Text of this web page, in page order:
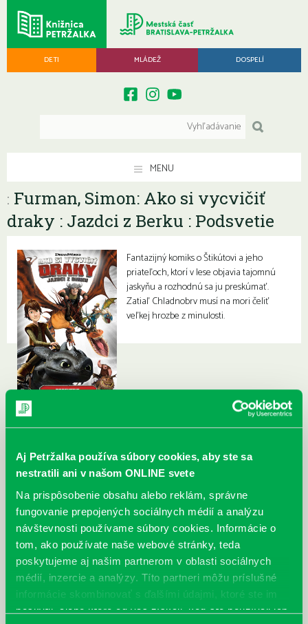
Aj Petržalka používa súbory cookies, aby ste sa
nestratili ani v našom ONLINE svete
Na prispôsobenie obsahu alebo reklám, správne
fungovanie prepojených sociálnych médií a analýzu
návštevnosti používame súbory cookies. Informácie o
tom, ako používate naše webové stránky, teda
poskytujeme aj našim partnerom v oblasti sociálnych
médií, inzercie a analýzy. Títo partneri môžu príslušné
informácie skombinovať s ďalšími údajmi, ktoré ste im
poskytli, alebo ktoré od vás získali, keď ste používali ich
DETI MLÁDEŽ DOSPELÍ
MENU
: Furman, Simon: Ako si vycvičiť
draky : Jazdci z Berku : Podsvetie
Fantazijný komiks o Štikútovi a jeho
priateľoch, ktorí v lese objavia tajomnú
jaskyňu a rozhodnú sa ju preskúmať.
Zatiaľ Chladnobrv musí na mori čeliť
veľkej hrozbe z minulosti.